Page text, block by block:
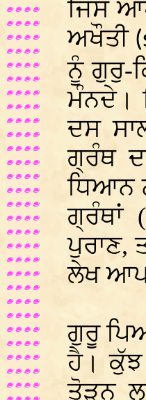
ਜਿਸ
ਅਖੌਤੀ
ਨੂੰ ਗੁਰੁ-
ਮੰਨਦੇ।
ਦਸ
ਗ੍ਰੰਥ
ਧਿਆਨ
ਗ੍ਰੰਥਾਂ
ਪੁਰਾਣ,
ਲੇਖ ਆਪ
ਗੁਰੂ
ਹੈ। ਕੁੱਝ
ਤੋੜਨ